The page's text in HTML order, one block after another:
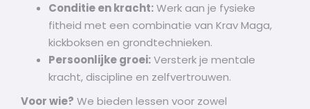
Conditie en kracht:Werk aan je fysieke
fitheid met een combinatie van Krav Maga,
kickboksen en grondtechnieken.
Persoonlijke groei:Versterk je mentale
kracht, discipline en zelfvertrouwen.
Voor wie? We bieden lessen voor zowel